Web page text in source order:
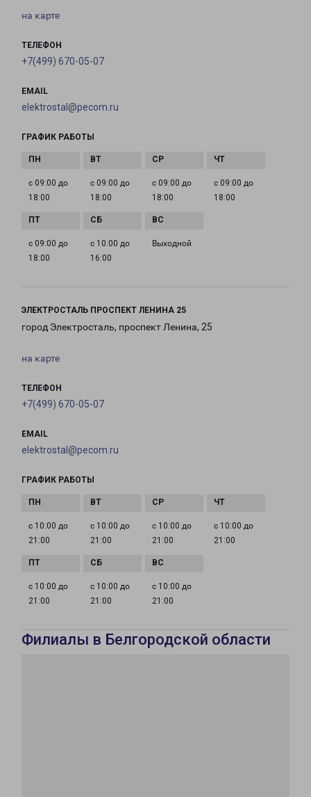
на карте
ТЕЛЕФОН
+7(499) 670-05-07
EMAIL
elektrostal@pecom.ru
ГРАФИК РАБОТЫ
с 09:00 до
18:00
с 09:00 до
18:00
с 09:00 до
18:00
с 09:00 до
18:00
с 09:00 до
18:00
с 10:00 до
16:00
Выходной
ЭЛЕКТРОСТАЛЬ ПРОСПЕКТ ЛЕНИНА 25
город Электросталь, проспект Ленина, 25
на карте
ТЕЛЕФОН
+7(499) 670-05-07
EMAIL
elektrostal@pecom.ru
ГРАФИК РАБОТЫ
с 10:00 до
21:00
с 10:00 до
21:00
с 10:00 до
21:00
с 10:00 до
21:00
с 10:00 до
21:00
с 10:00 до
21:00
с 10:00 до
21:00
Филиалы в Белгородской области